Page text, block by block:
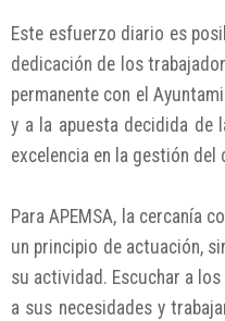
Este esfuerzo diario es
dedicación de los
permanente con el
y a la apuesta decidida de
excelencia en la gestión
Para APEMSA, la cercanía
un principio de actuación,
su actividad. Escuchar a
a sus necesidades y